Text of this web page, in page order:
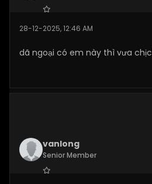
Posts:142
28-12-2025, 12:46 AM
dã ngoại có em này thì vưa
vanlong
Senior Member